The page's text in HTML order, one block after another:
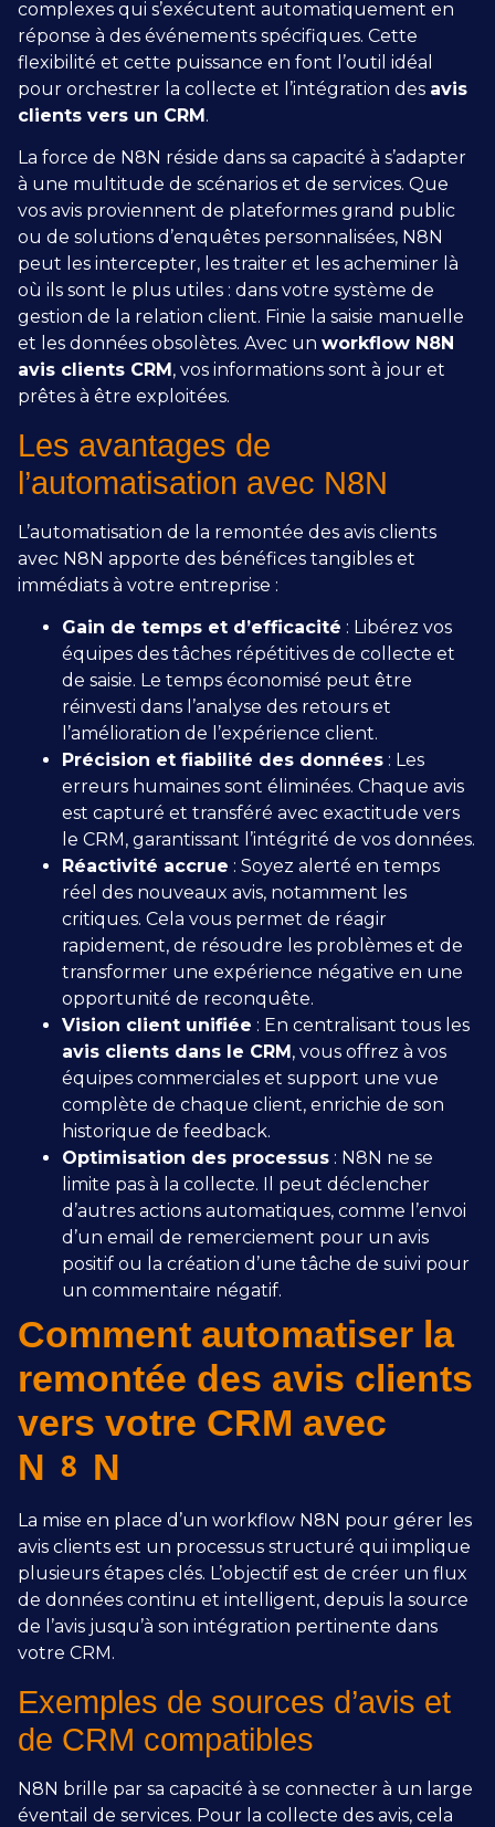
complexes qui s’exécutent automatiquement en
réponse à des événements spécifiques. Cette
flexibilité et cette puissance en font l’outil idéal
pour orchestrer la collecte et l’intégration des avis
clients vers un CRM.
La force de N8N réside dans sa capacité à s’adapter
à une multitude de scénarios et de services. Que
vos avis proviennent de plateformes grand public
ou de solutions d’enquêtes personnalisées, N8N
peut les intercepter, les traiter et les acheminer là
où ils sont le plus utiles : dans votre système de
gestion de la relation client. Finie la saisie manuelle
et les données obsolètes. Avec un workflow N8N
avis clients CRM , vos informations sont à jour et
prêtes à être exploitées.
Les avantages de
l’automatisation avec N8N
L’automatisation de la remontée des avis clients
avec N8N apporte des bénéfices tangibles et
immédiats à votre entreprise :
Gain de temps et d’efficacité : Libérez vos
équipes des tâches répétitives de collecte et
de saisie. Le temps économisé peut être
réinvesti dans l’analyse des retours et
l’amélioration de l’expérience client.
Précision et fiabilité des données : Les
erreurs humaines sont éliminées. Chaque avis
est capturé et transféré avec exactitude vers
le CRM, garantissant l’intégrité de vos données.
Réactivité accrue : Soyez alerté en temps
réel des nouveaux avis, notamment les
critiques. Cela vous permet de réagir
rapidement, de résoudre les problèmes et de
transformer une expérience négative en une
opportunité de reconquête.
Vision client unifiée : En centralisant tous les
avis clients dans le CRM , vous offrez à vos
équipes commerciales et support une vue
complète de chaque client, enrichie de son
historique de feedback.
Optimisation des processus : N8N ne se
limite pas à la collecte. Il peut déclencher
d’autres actions automatiques, comme l’envoi
d’un email de remerciement pour un avis
positif ou la création d’une tâche de suivi pour
un commentaire négatif.
Comment automatiser la
remontée des avis clients
vers votre CRM avec
N8N
La mise en place d’un workflow N8N pour gérer les
avis clients est un processus structuré qui implique
plusieurs étapes clés. L’objectif est de créer un flux
de données continu et intelligent, depuis la source
de l’avis jusqu’à son intégration pertinente dans
votre CRM.
Exemples de sources d’avis et
de CRM compatibles
N8N brille par sa capacité à se connecter à un large
éventail de services. Pour la collecte des avis, cela